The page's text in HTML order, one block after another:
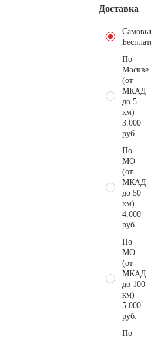
Доставка
По
Москве
(от
МКАД
до 5
км)
3.000
руб.
По
МО
(от
МКАД
до 50
км)
4.000
руб.
По
МО
(от
МКАД
до 100
км)
5.000
руб.
По